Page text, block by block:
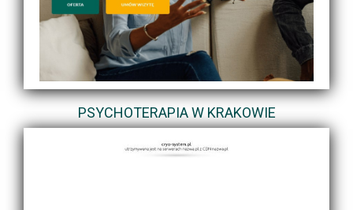
PSYCHOTERAPIA W KRAKOWIE